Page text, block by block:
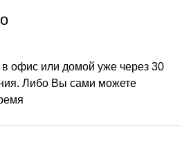
офис или домой уже через 30
Либо Вы сами можете